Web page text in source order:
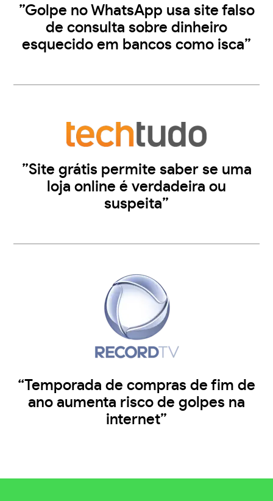
”Golpe no WhatsApp usa site falso
de consulta sobre dinheiro
esquecido em bancos como isca”
”Site grátis permite saber se uma
loja online é verdadeira ou
suspeita”
“Temporada de compras de fim de
ano aumenta risco de golpes na
internet”